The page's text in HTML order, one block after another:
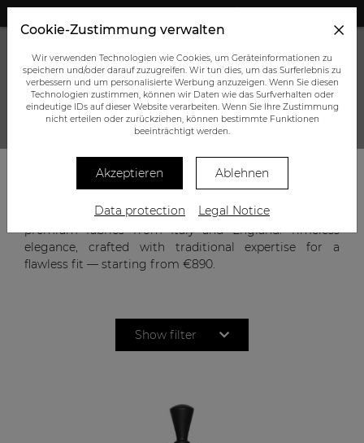
CUSTOM-MADE SUIT
bespoke men’s suits combine precise tailoring with
premium fabrics from Italy and England. Timeless
elegance, crafted with traditional expertise for a
flawless fit — starting from €890.
Show filter
Cookie-Zustimmung verwalten
Wir verwenden Technologien wie Cookies, um Geräteinformationen zu
speichern und/oder darauf zuzugreifen. Wir tun dies, um das Surferlebnis zu
verbessern und um personalisierte Werbung anzuzeigen. Wenn Sie diesen
Technologien zustimmen, können wir Daten wie das Surfverhalten oder
eindeutige IDs auf dieser Website verarbeiten. Wenn Sie Ihre Zustimmung
nicht erteilen oder zurückziehen, können bestimmte Funktionen
beeinträchtigt werden.
Akzeptieren Ablehnen
Data protection Legal Notice